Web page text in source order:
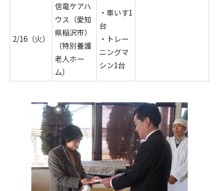
2/16（火）
信竜ケアハ
ウス（愛知
県稲沢市）
〔特別養護
老人ホー
ム〕
・車いす1
台
・トレー
ニングマ
シン1台